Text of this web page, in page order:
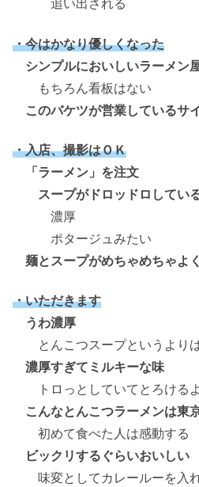
追い出される
・今はかなり優しくなった
シンプルにおいしいラーメン
もちろん看板はない
このバケツが営業しているサ
・入店、撮影はＯＫ
「ラーメン」を注文
スープがドロッドロしてい
濃厚
ポタージュみたい
麺とスープがめちゃめちゃよ
・いただきます
うわ濃厚
とんこつスープというより
濃厚すぎてミルキーな味
トロっとしていてとろける
こんなとんこつラーメンは東
初めて食べた人は感動する
ビックリするぐらいおいしい
味変としてカレールーを入